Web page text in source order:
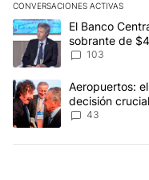
CONVERSACIONES ACTIVAS
Este listado muestra los
Un artículo de tendencia
El Banco
sobrante de
103
Un artículo de tendencia
Aeropuertos:
decisión
43